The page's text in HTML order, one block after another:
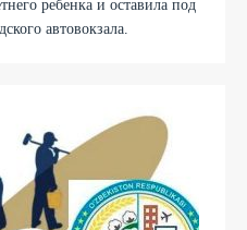
ребенка и оставила под
автовокзала.